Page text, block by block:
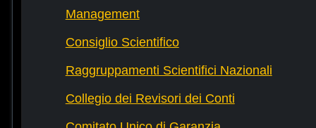
Management
Consiglio Scientifico
Raggruppamenti Scientifici Nazionali
Collegio dei Revisori dei Conti